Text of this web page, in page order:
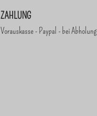
ZAHLUNG
Vorauskasse - Paypal - bei Abholung